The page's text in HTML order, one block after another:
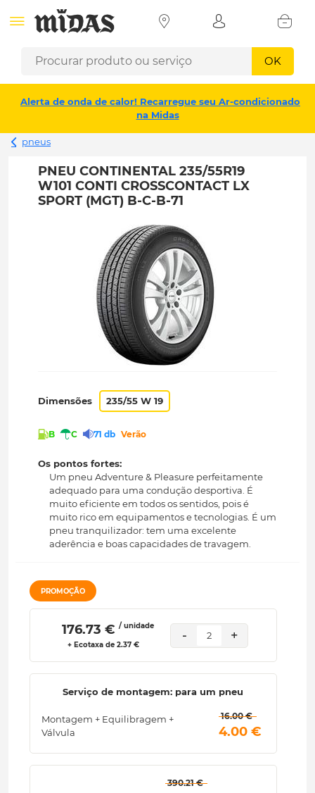
OK
Alerta de onda de calor! Recarregue seu Ar-condicionado
na Midas
pneus
PNEU CONTINENTAL 235/55R19
W101 CONTI CROSSCONTACT LX
SPORT (MGT) B-C-B-71
Dimensões 235/55 W 19
B C 71 db Verão
Os pontos fortes:
Um pneu Adventure & Pleasure perfeitamente
adequado para uma condução desportiva. É
muito eficiente em todos os sentidos, pois é
muito rico em equipamentos e tecnologias. É um
pneu tranquilizador: tem uma excelente
aderência e boas capacidades de travagem.
PROMOÇÃO
176.73 € / unidade
+ Ecotaxa de 2.37 €
- 2 +
Serviço de montagem: para um pneu
Montagem + Equilibragem +
Válvula
16.00 €
4.00 €
390.21 €